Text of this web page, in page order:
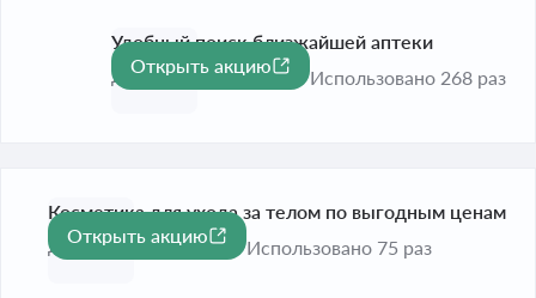
Удобный поиск близжайшей аптеки
До 31 дек. 2026
Открыть акцию
Использовано 268 раз
Косметика для ухода за телом по выгодным ценам
До 31 дек. 2026
Открыть акцию
Использовано 75 раз